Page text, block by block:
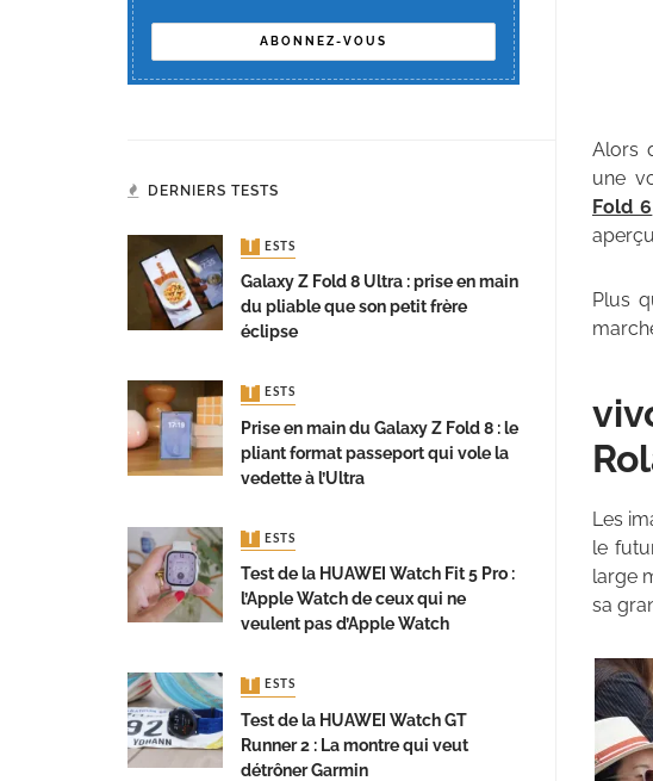
Alors
une
Fold 6
Plus
Les
le
large
sa
DERNIERS TESTS
TESTS
Galaxy Z Fold 8 Ultra : prise en main
du pliable que son petit frère
éclipse
TESTS
Prise en main du Galaxy Z Fold 8 : le
pliant format passeport qui vole la
vedette à l’Ultra
TESTS
Test de la HUAWEI Watch Fit 5 Pro :
l’Apple Watch de ceux qui ne
veulent pas d’Apple Watch
TESTS
Test de la HUAWEI Watch GT
Runner 2 : La montre qui veut
détrôner Garmin